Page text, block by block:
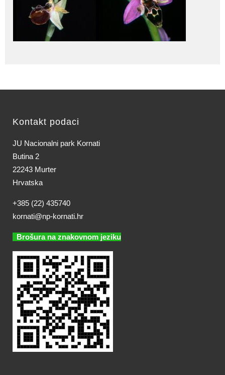
Kontakt podaci
JU Nacionalni park Kornati
Butina 2
22243 Murter
Hrvatska
+385 (22) 435740
kornati@np-kornati.hr
Brošura na znakovnom jeziku